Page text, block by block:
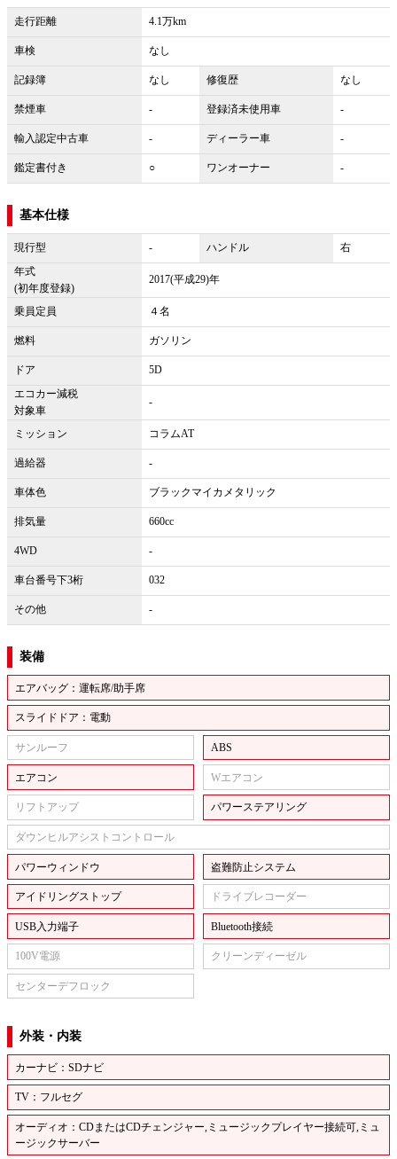
走行距離 4.1万km
車検 なし
記録簿 なし 修復歴 なし
禁煙車 - 登録済未使用車 -
輸入認定中古車 - ディーラー車 -
鑑定書付き ○ ワンオーナー -
基本仕様
現行型 - ハンドル
右
年式
(初年度登録)
2017(平成29)年
乗員定員 ４名
燃料 ガソリン
ドア
5D
エコカー減税
対象車
-
ミッション コラムAT
過給器 -
車体色 ブラックマイカメタリック
排気量 660cc
4WD -
車台番号下3桁 032
その他 -
装備
エアバッグ：運転席/助手席
スライドドア：電動
サンルーフ ABS
エアコン Wエアコン
リフトアップ パワーステアリング
ダウンヒルアシストコントロール
パワーウィンドウ 盗難防止システム
アイドリングストップ ドライブレコーダー
USB入力端子 Bluetooth接続
100V電源 クリーンディーゼル
センターデフロック
外装・内装
カーナビ：SDナビ
TV：フルセグ
オーディオ：CDまたはCDチェンジャー,ミュージックプレイヤー接続可,ミュ
ージックサーバー